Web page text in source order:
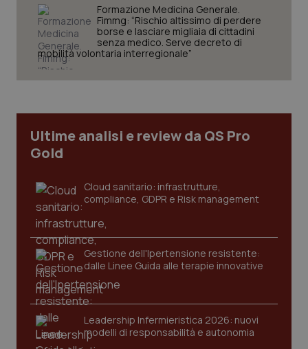
Formazione Medicina Generale.
Fimmg: “Rischio altissimo di perdere
borse e lasciare migliaia di cittadini
senza medico. Serve decreto di
mobilità volontaria interregionale”
Ultime analisi e review da QS Pro
Gold
Cloud sanitario: infrastrutture,
compliance, GDPR e Risk management
Gestione dell'Ipertensione resistente:
dalle Linee Guida alle terapie innovative
Leadership Infermieristica 2026: nuovi
modelli di responsabilità e autonomia
CookieScriptConsent
CookieScript